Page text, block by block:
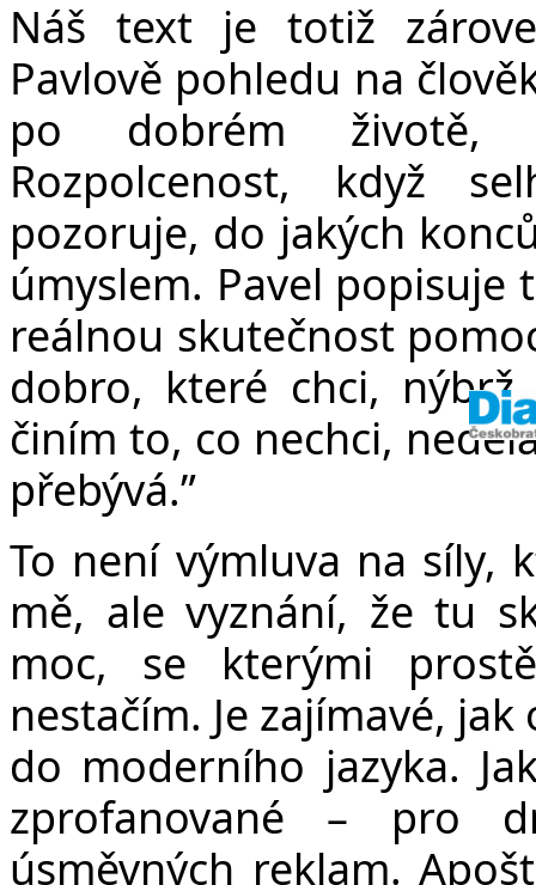
Náš text je totiž
Pavlově pohledu na
po dobrém životě,
Rozpolcenost, když
pozoruje, do jakých
úmyslem. Pavel
reálnou skutečnost
dobro, které chci, nýbrž
činím to, co nechci,
přebývá.”
To není výmluva na síly,
mě, ale vyznání, že tu
moc, se kterými
nestačím. Je zajímavé,
do moderního jazyka.
zprofanované – pro
úsměvných reklam.